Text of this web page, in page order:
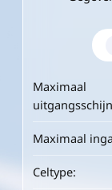
Maximaal
Maximaal
Celtype:
Maximaal
Maximaal
Celtype: